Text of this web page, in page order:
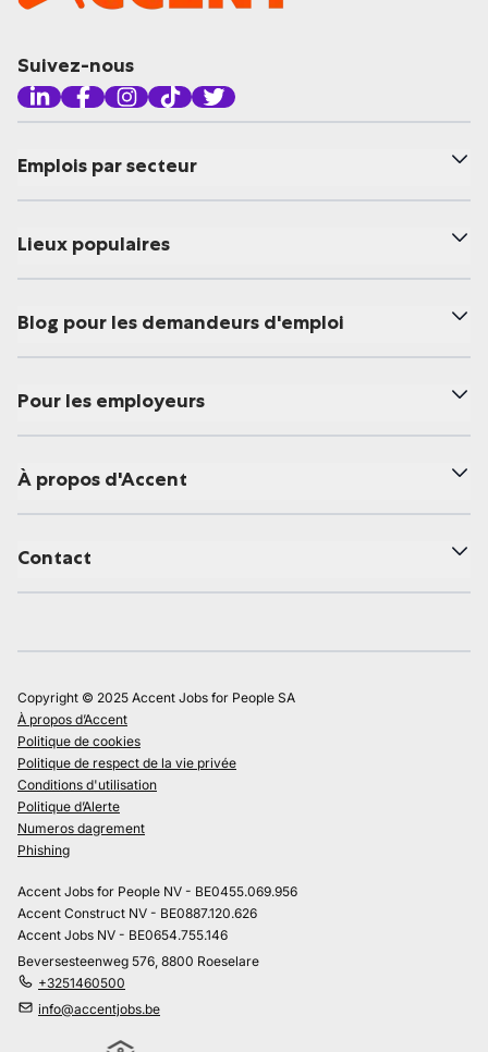
Suivez-nous
Emplois par secteur
Lieux populaires
Blog pour les demandeurs d'emploi
Pour les employeurs
À propos d'Accent
Contact
Copyright © 2025 Accent Jobs for People SA
À propos d’Accent
Politique de cookies
Politique de respect de la vie privée
Conditions d'utilisation
Politique d’Alerte
Numeros dagrement
Phishing
Accent Jobs for People NV - BE0455.069.956
Accent Construct NV - BE0887.120.626
Accent Jobs NV - BE0654.755.146
Beversesteenweg 576, 8800 Roeselare
+3251460500
info@accentjobs.be